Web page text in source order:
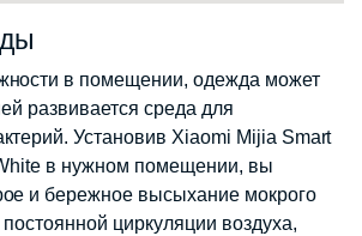
в помещении, одежда может
развивается среда для
Установив Xiaomi Mijia Smart
в нужном помещении, вы
и бережное высыхание мокрого
циркуляции воздуха,